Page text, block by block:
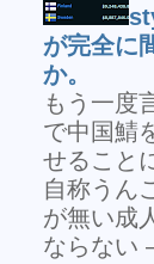
が完全に
か。
もう一度
で中国鯖
せること
自称うん
が無い成
ならない